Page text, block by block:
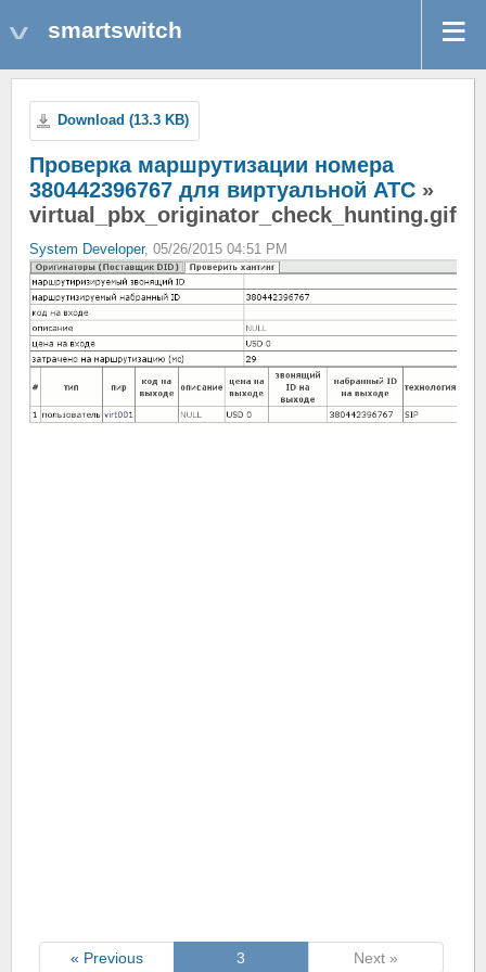
smartswitch
Download (13.3 KB)
Проверка маршрутизации номера
380442396767 для виртуальной АТС »
virtual_pbx_originator_check_hunting.gif
System Developer, 05/26/2015 04:51 PM
« Previous 3 Next »